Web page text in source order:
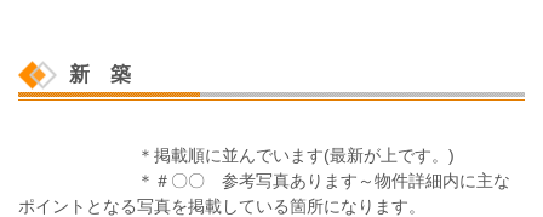
新 築
＊掲載順に並んでいます(最新が上です。)
＊＃〇〇 参考写真あります～物件詳細内に主な
ポイントとなる写真を掲載している箇所になります。